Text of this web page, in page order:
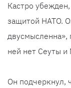
Кастро
защитой НАТО.
двусмысленна»,
ней нет Сеуты и
Он подчеркнул,